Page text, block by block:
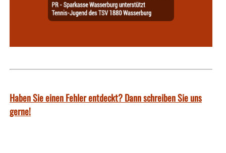
Haben Sie einen Fehler entdeckt? Dann schreiben Sie uns
gerne!